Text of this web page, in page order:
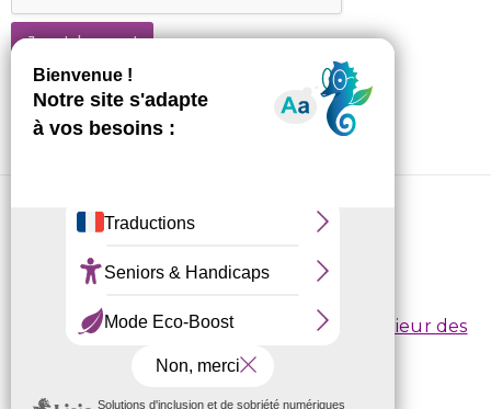
Je m'abonne !
Conditions d’inscription/
Règlement intérieur des
centres